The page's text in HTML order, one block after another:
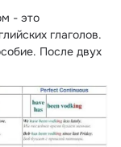
- это
глаголов.
После двух